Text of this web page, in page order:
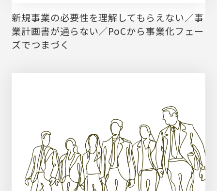
新規事業の必要性を理解してもらえない／事
業計画書が通らない／PoCから事業化フェー
ズでつまづく